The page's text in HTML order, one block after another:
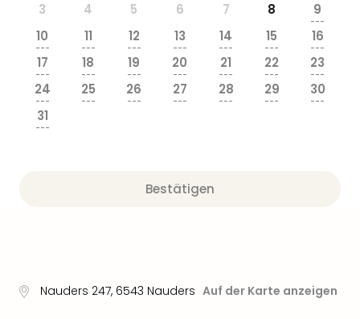
3
4 5 6 7 8 9
---
10
---
11
---
12
---
13
---
14
---
15
---
16
---
17
---
18
---
19
---
20
---
21
---
22
---
23
---
24
---
25
---
26
---
27
---
28
---
29
---
30
---
31
---
Bestätigen
Nauders 247, 6543 Nauders Auf der Karte anzeigen